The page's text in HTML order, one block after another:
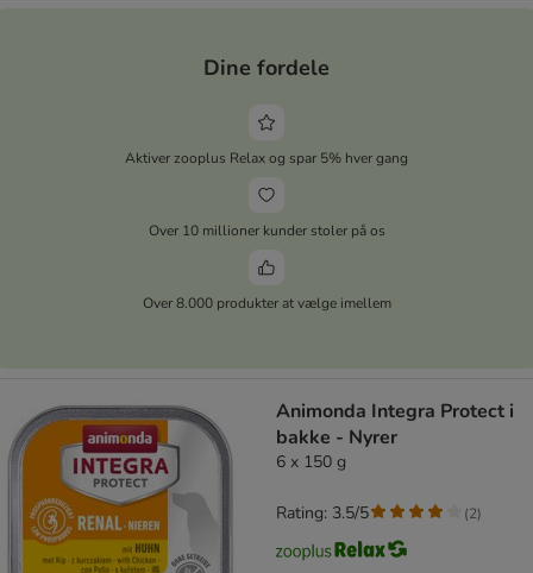
Dine fordele
Aktiver zooplus Relax og spar 5% hver gang
Over 10 millioner kunder stoler på os
Over 8.000 produkter at vælge imellem
Animonda Integra Protect i
bakke - Nyrer
6 x 150 g
Rating: 3.5/5 (2)